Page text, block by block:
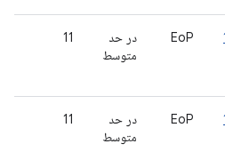
EoP
در حد
متوسط
11
EoP
در حد
متوسط
11